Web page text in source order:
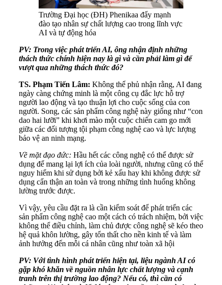
Trường Đại học (ĐH) Phenikaa đẩy mạnh
đào tạo nhân sự chất lượng cao trong lĩnh vực
AI và tự động hóa
PV: Trong việc phát triển AI, ông nhận định những
thách thức chính hiện nay là gì và cần phải làm gì để
vượt qua những thách thức đó?
TS. Phạm Tiến Lâm: Không thể phủ nhận rằng, AI đang
ngày càng chứng minh là một công cụ đắc lực hỗ trợ
người lao động và tạo thuận lợi cho cuộc sống của con
người. Song, các sản phẩm công nghệ này giống như “con
dao hai lưỡi” khi khơi mào một cuộc chiến cam go mới
giữa các đối tượng tội phạm công nghệ cao và lực lượng
bảo vệ an ninh mạng.
Về mặt đạo đức: Hầu hết các công nghệ có thể được sử
dụng để mang lại lợi ích của loài người, nhưng cũng có thể
nguy hiểm khi sử dụng bởi kẻ xấu hay khi không được sử
dụng cẩn thận an toàn và trong những tình huống không
lường trước được.
Vì vậy, yêu cầu đặt ra là cần kiểm soát để phát triển các
sản phẩm công nghệ cao một cách có trách nhiệm, bởi việc
không thể điều chỉnh, làm chủ được công nghệ sẽ kéo theo
hệ quả khôn lường, gây tổn thất cho nền kinh tế và làm
ảnh hưởng đến mỗi cá nhân cũng như toàn xã hội
PV: Với tình hình phát triển hiện tại, liệu ngành AI có
gặp khó khăn về nguồn nhân lực chất lượng và cạnh
tranh trên thị trường lao động? Nếu có, thì cần có